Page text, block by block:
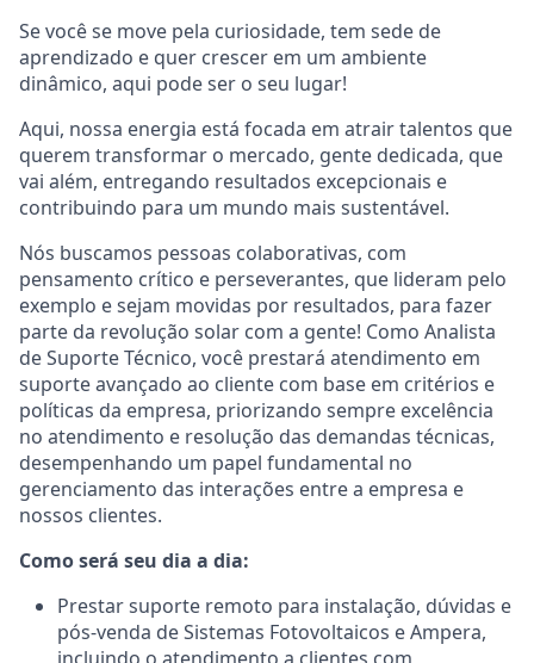
Se você se move pela curiosidade, tem sede de
aprendizado e quer crescer em um ambiente
dinâmico, aqui pode ser o seu lugar!
Aqui, nossa energia está focada em atrair talentos que
querem transformar o mercado, gente dedicada, que
vai além, entregando resultados excepcionais e
contribuindo para um mundo mais sustentável.
Nós buscamos pessoas colaborativas, com
pensamento crítico e perseverantes, que lideram pelo
exemplo e sejam movidas por resultados, para fazer
parte da revolução solar com a gente! Como Analista
de Suporte Técnico, você prestará atendimento em
suporte avançado ao cliente com base em critérios e
políticas da empresa, priorizando sempre excelência
no atendimento e resolução das demandas técnicas,
desempenhando um papel fundamental no
gerenciamento das interações entre a empresa e
nossos clientes.
Como será seu dia a dia:
Prestar suporte remoto para instalação, dúvidas e
pós-venda de Sistemas Fotovoltaicos e Ampera,